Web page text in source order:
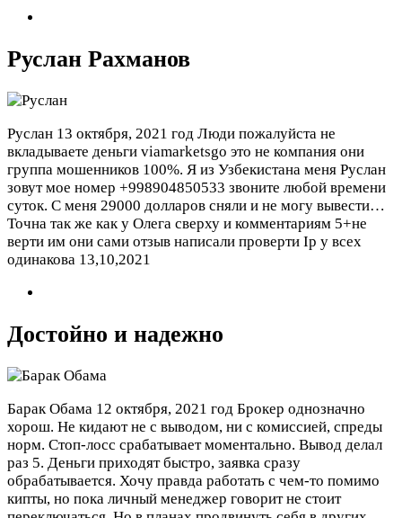
Руслан Рахманов
Руслан 13 октября, 2021 год Люди пожалуйста не
вкладываете деньги viamarketsgo это не компания они
группа мошенников 100%. Я из Узбекистана меня Руслан
зовут мое номер +998904850533 звоните любой времени
суток. С меня 29000 долларов сняли и не могу вывести…
Точна так же как у Олега сверху и комментариям 5+не
верти им они сами отзыв написали проверти Ip у всех
одинакова 13,10,2021
Достойно и надежно
Барак Обама 12 октября, 2021 год Брокер однозначно
хорош. Не кидают не с выводом, ни с комиссией, спреды
норм. Стоп-лосс срабатывает моментально. Вывод делал
раз 5. Деньги приходят быстро, заявка сразу
обрабатывается. Хочу правда работать с чем-то помимо
кипты, но пока личный менеджер говорит не стоит